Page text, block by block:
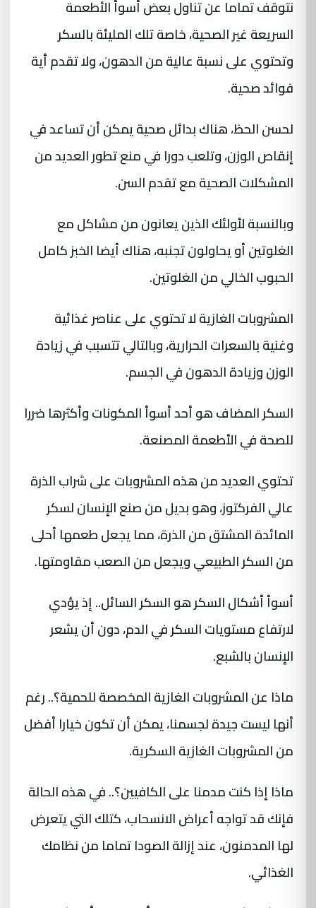
نتوقف تماما عن تناول بعض أسوأ الأطعمة
السريعة غير الصحية، خاصة تلك المليئة بالسكر
وتحتوي على نسبة عالية من الدهون، ولا تقدم أية
فوائد صحية.
لحسن الحظ، هناك بدائل صحية يمكن أن تساعد في
إنقاص الوزن، وتلعب دورا في منع تطور العديد من
المشكلات الصحية مع تقدم السن.
وبالنسبة لأولئك الذين يعانون من مشاكل مع
الغلوتين أو يحاولون تجنبه، هناك أيضا الخبز كامل
الحبوب الخالي من الغلوتين.
المشروبات الغازية لا تحتوي على عناصر غذائية
وغنية بالسعرات الحرارية، وبالتالي تتسبب في زيادة
الوزن وزيادة الدهون في الجسم.
السكر المضاف هو أحد أسوأ المكونات وأكثرها ضررا
للصحة في الأطعمة المصنعة.
تحتوي العديد من هذه المشروبات على شراب الذرة
عالي الفركتوز، وهو بديل من صنع الإنسان لسكر
المائدة المشتق من الذرة، مما يجعل طعمها أحلى
من السكر الطبيعي ويجعل من الصعب مقاومتها.
أسوأ أشكال السكر هو السكر السائل.. إذ يؤدي
لارتفاع مستويات السكر في الدم، دون أن يشعر
الإنسان بالشبع.
ماذا عن المشروبات الغازية المخصصة للحمية؟.. رغم
أنها ليست جيدة لجسمنا، يمكن أن تكون خيارا أفضل
من المشروبات الغازية السكرية.
ماذا إذا كنت مدمنا على الكافيين؟.. في هذه الحالة
فإنك قد تواجه أعراض الانسحاب، كتلك التي يتعرض
لها المدمنون، عند إزالة الصودا تماما من نظامك
الغذائي.